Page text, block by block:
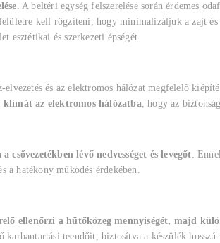
. A beltéri egység felszerelése során érdemes
kell rögzíteni, hogy minimalizáljuk a zajt és
esztétikai és szerkezeti épségét.
és az elektromos hálózat megfelelő
klímát az elektromos hálózatba, hogy az
lévő nedvességet és levegőt.
a hatékony működés érdekében.
ellenőrzi a hűtőközeg mennyiségét, majd
teendőit, biztosítva a készülék hosszú